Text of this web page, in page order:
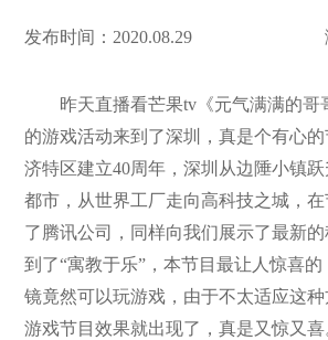
发布时间：2020.08.29
昨天直播看芒果tv《元气满满的哥
的游戏活动来到了深圳，真是个有心
济特区建立40周年，深圳从边陲小镇
都市，从世界工厂走向高科技之城，
了腾讯公司，同样向我们展示了最新
到了“寓教于乐”，本节目最让人惊喜
镜竟然可以玩游戏，由于不太适应这种
游戏节目效果就出现了，真是又惊又喜